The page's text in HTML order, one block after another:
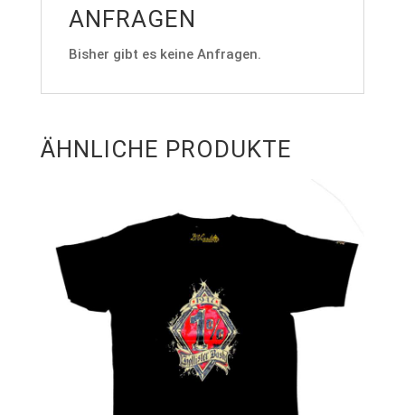
ANFRAGEN
Bisher gibt es keine Anfragen.
ÄHNLICHE PRODUKTE